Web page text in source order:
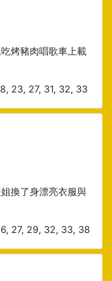
烤豬肉唱歌車上載
23, 27, 31, 32, 33
換了身漂亮衣服與
27, 29, 32, 33, 38